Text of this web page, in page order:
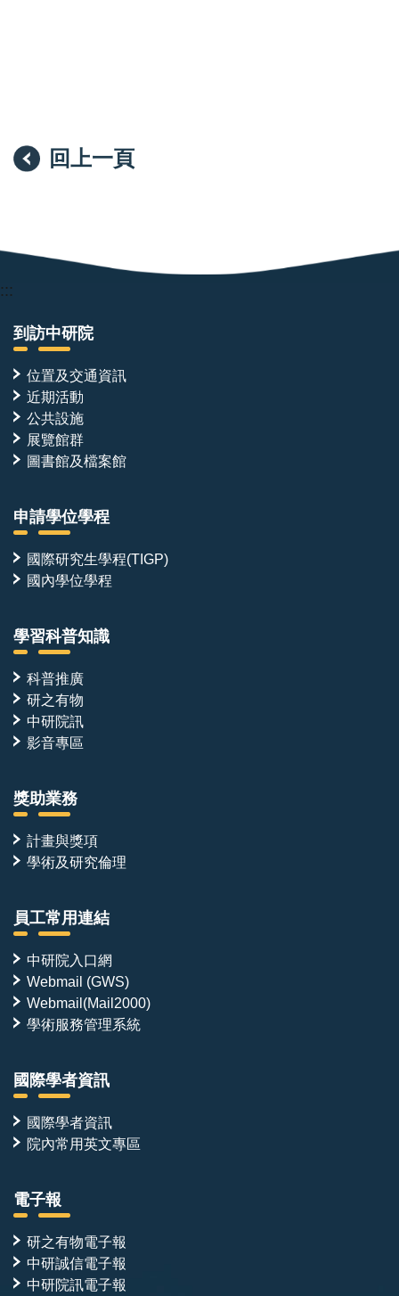
回上一頁
:::
到訪中研院
位置及交通資訊
近期活動
公共設施
展覽館群
圖書館及檔案館
申請學位學程
國際研究生學程(TIGP)
國內學位學程
學習科普知識
科普推廣
研之有物
中研院訊
影音專區
獎助業務
計畫與獎項
學術及研究倫理
員工常用連結
中研院入口網
Webmail (GWS)
Webmail(Mail2000)
學術服務管理系統
國際學者資訊
國際學者資訊
院內常用英文專區
電子報
研之有物電子報
中研誠信電子報
中研院訊電子報